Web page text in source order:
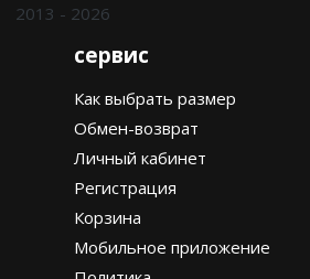
2013 - 2026
сервис
Как выбрать размер
Обмен-возврат
Личный кабинет
Регистрация
Корзина
Мобильное приложение